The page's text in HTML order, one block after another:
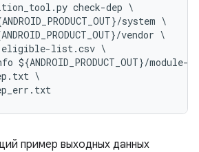
.py check-dep \
ANDROID_PRODUCT_OUT}/system
ANDROID_PRODUCT_OUT}/vendor
eligible-list.csv
${ANDROID_PRODUCT_OUT}/module-
. txt
. txt
пример выходных данных